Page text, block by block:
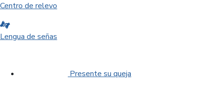
Centro de relevo
Lengua de señas
Presente su queja